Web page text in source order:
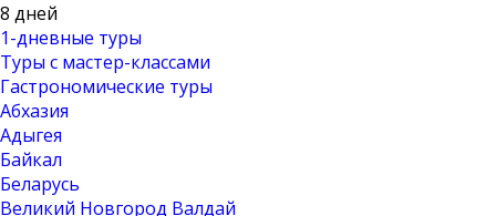
8 дней
1-дневные туры
Туры с мастер-классами
Гастрономические туры
Абхазия
Адыгея
Байкал
Беларусь
Великий Новгород Валдай